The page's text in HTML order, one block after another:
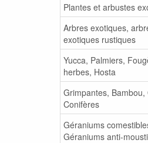
Plantes et arbustes
Arbres exotiques,
exotiques rustiques
Yucca, Palmiers,
herbes, Hosta
Grimpantes, Bambou,
Conifères
Géraniums
Géraniums anti-